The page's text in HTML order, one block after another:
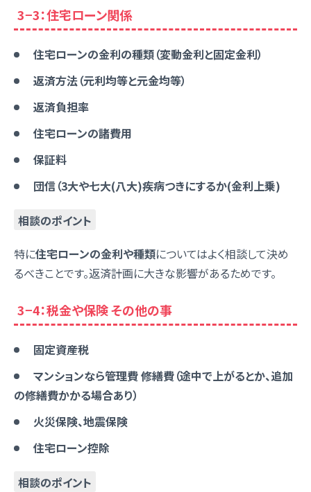
3−3：住宅ローン関係
住宅ローンの金利の種類（変動金利と固定金利）
返済方法（元利均等と元金均等）
返済負担率
住宅ローンの諸費用
保証料
団信（3大や七大(八大)疾病つきにするか(金利上乗)
相談のポイント
特に住宅ローンの金利や種類についてはよく相談して決め
るべきことです。返済計画に大きな影響があるためです。
3−4：税金や保険 その他の事
固定資産税
マンションなら管理費 修繕費（途中で上がるとか、追加
の修繕費かかる場合あり）
火災保険、地震保険
住宅ローン控除
相談のポイント